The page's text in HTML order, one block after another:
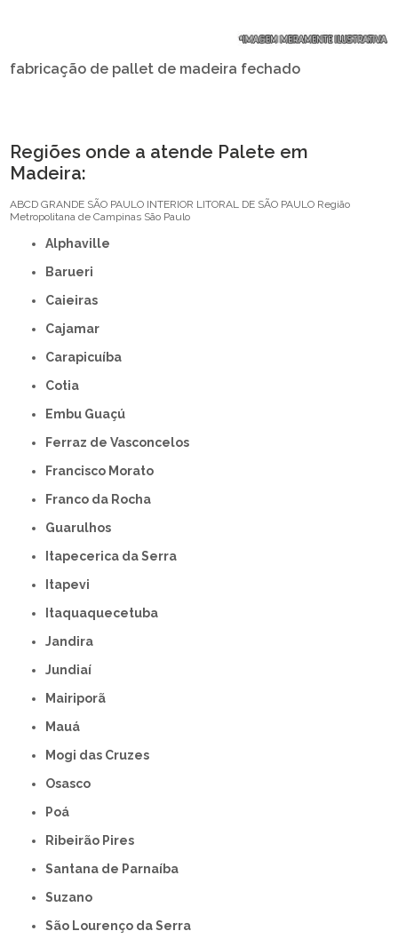
fabricação de pallet de madeira fechado
Regiões onde a atende Palete em
Madeira:
ABCD GRANDE SÃO PAULO INTERIOR LITORAL DE SÃO PAULO Região
Metropolitana de Campinas São Paulo
Alphaville
Barueri
Caieiras
Cajamar
Carapicuíba
Cotia
Embu Guaçú
Ferraz de Vasconcelos
Francisco Morato
Franco da Rocha
Guarulhos
Itapecerica da Serra
Itapevi
Itaquaquecetuba
Jandira
Jundiaí
Mairiporã
Mauá
Mogi das Cruzes
Osasco
Poá
Ribeirão Pires
Santana de Parnaíba
Suzano
São Lourenço da Serra